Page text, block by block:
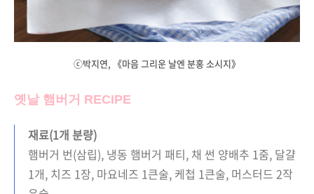
ⓒ박지연, 《마음 그리운 날엔 분홍 소시지》
옛날 햄버거 RECIPE
재료(1개 분량)
햄버거 번(삼립), 냉동 햄버거 패티, 채 썬 양배추 1줌, 달걀
1개, 치즈 1장, 마요네즈 1큰술, 케첩 1큰술, 머스터드 2작